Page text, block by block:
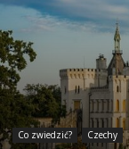
Co zwiedzić? Czechy